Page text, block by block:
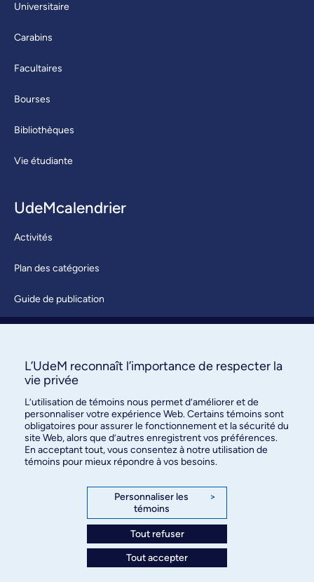
Universitaire
Carabins
Facultaires
Bourses
Bibliothèques
Vie étudiante
UdeMcalendrier
Activités
Plan des catégories
Guide de publication
À propos / Nous joindre
des relations publiques
3744, rue Jean-Brillant, bureau 490
Montréal (Québec) H3T 1P1
L’UdeM reconnaît l’importance de respecter la
vie privée
L’utilisation de témoins nous permet d’améliorer et de
personnaliser votre expérience Web. Certains témoins sont
obligatoires pour assurer le fonctionnement et la sécurité du
site Web, alors que d’autres enregistrent vos préférences.
En acceptant tout, vous consentez à notre utilisation de
témoins pour mieux répondre à vos besoins.
Personnaliser les
témoins
>
Tout refuser
Tout accepter